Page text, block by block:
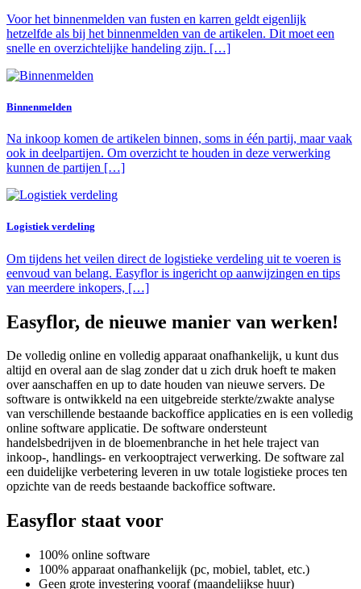
Voor het binnenmelden van fusten en karren geldt eigenlijk
hetzelfde als bij het binnenmelden van de artikelen. Dit moet een
snelle en overzichtelijke handeling zijn. […]
Binnenmelden
Na inkoop komen de artikelen binnen, soms in één partij, maar vaak
ook in deelpartijen. Om overzicht te houden in deze verwerking
kunnen de partijen […]
Logistiek verdeling
Om tijdens het veilen direct de logistieke verdeling uit te voeren is
eenvoud van belang. Easyflor is ingericht op aanwijzingen en tips
van meerdere inkopers, […]
Easyflor, de nieuwe manier van werken!
De volledig online en volledig apparaat onafhankelijk, u kunt dus
altijd en overal aan de slag zonder dat u zich druk hoeft te maken
over aanschaffen en up to date houden van nieuwe servers. De
software is ontwikkeld na een uitgebreide sterkte/zwakte analyse
van verschillende bestaande backoffice applicaties en is een volledig
online software applicatie. De software ondersteunt
handelsbedrijven in de bloemenbranche in het hele traject van
inkoop-, handlings- en verkooptraject verwerking. De software zal
een duidelijke verbetering leveren in uw totale logistieke proces ten
opzichte van de reeds bestaande backoffice software.
Easyflor staat voor
100% online software
100% apparaat onafhankelijk (pc, mobiel, tablet, etc.)
Geen grote investering vooraf (maandelijkse huur)